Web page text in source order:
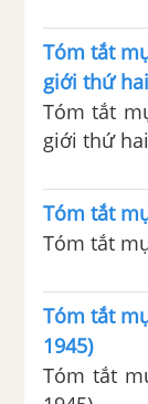
Tóm tắt
giới thứ
Tóm tắt
giới thứ
Tóm tắt
Tóm tắt
Tóm tắt
1945)
Tóm tắt